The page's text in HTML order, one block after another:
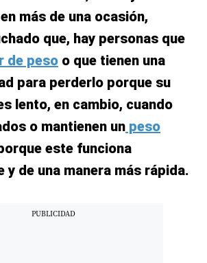
más de una ocasión,
que, hay personas que
de peso o que tienen una
para perderlo porque su
lento, en cambio, cuando
o mantienen un peso
este funciona
y de una manera más rápida.